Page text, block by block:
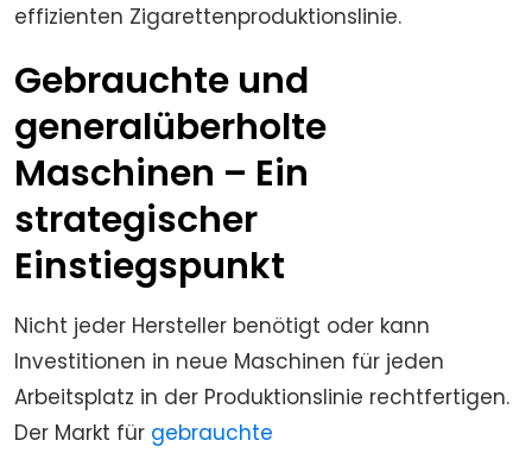
effizienten Zigarettenproduktionslinie.
Gebrauchte und
generalüberholte
Maschinen – Ein
strategischer
Einstiegspunkt
Nicht jeder Hersteller benötigt oder kann
Investitionen in neue Maschinen für jeden
Arbeitsplatz in der Produktionslinie rechtfertigen.
Der Markt für gebrauchte